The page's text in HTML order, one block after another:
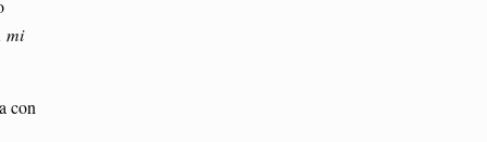
mi
con